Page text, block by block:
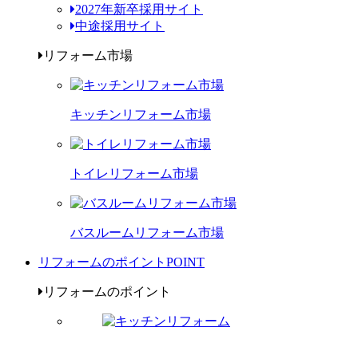
2027年新卒採用サイト
中途採用サイト
リフォーム市場
キッチンリフォーム市場
トイレリフォーム市場
バスルームリフォーム市場
リフォームのポイント POINT
リフォームのポイント